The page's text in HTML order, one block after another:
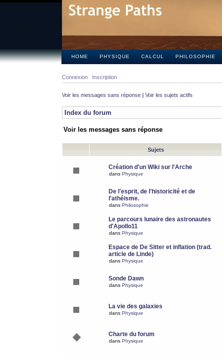
HOME PHYSIQUE CALCUL PHILOSOPHIE
Connexion Inscription
Voir les messages sans réponse | Voir les sujets actifs
Index du forum
Voir les messages sans réponse
Sujets
Création d'un Wiki sur l'Arche
dans Physique
De l'esprit, de l'historicité et de
l'athéisme.
dans Philosophie
Le parcours lunaire des astronautes
d'Apollo11
dans Physique
Espace de De Sitter et inflation (trad.
article de Linde)
dans Physique
Sonde Dawn
dans Physique
La vie des galaxies
dans Physique
Charte du forum
dans Physique